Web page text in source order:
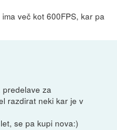
več kot 600FPS, kar pa
predelave za
razdirat neki kar je v
se pa kupi nova:)